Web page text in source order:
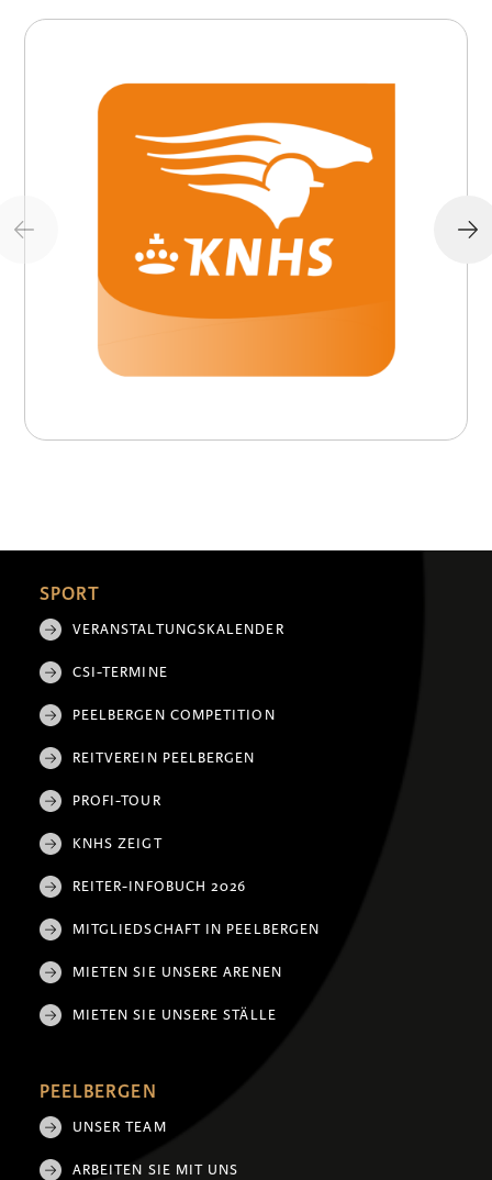
SPORT
VERANSTALTUNGSKALENDER
CSI-TERMINE
PEELBERGEN COMPETITION
REITVEREIN PEELBERGEN
PROFI-TOUR
KNHS ZEIGT
REITER-INFOBUCH 2026
MITGLIEDSCHAFT IN PEELBERGEN
MIETEN SIE UNSERE ARENEN
MIETEN SIE UNSERE STÄLLE
PEELBERGEN
UNSER TEAM
ARBEITEN SIE MIT UNS